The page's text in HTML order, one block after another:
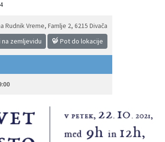
Rudnik Vreme, Famlje 2, 6215 Divača
zemljevidu Pot do lokacije